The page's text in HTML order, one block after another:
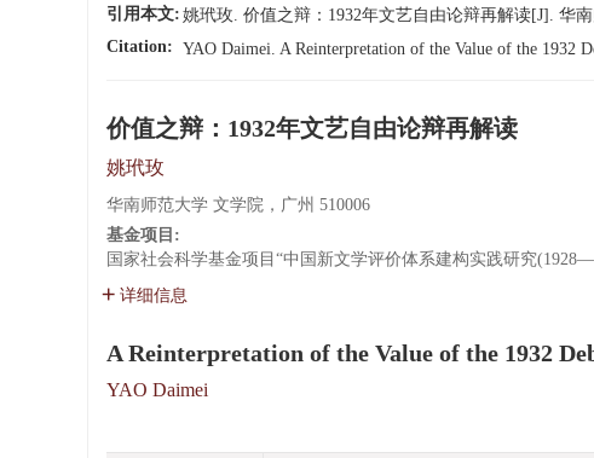
引用本文: 姚玳玫. 价值之辩：1932年文艺自由论辩再解读[J]. 华
Citation: YAO Daimei. A Reinterpretation of the Value of the 1932
价值之辩：1932年文艺自由论辩再解读
姚玳玫
华南师范大学 文学院，广州 510006
基金项目:
国家社会科学基金项目“中国新文学评价体系建构实践研究
详细信息
A Reinterpretation of the Value of the 1932
YAO Daimei